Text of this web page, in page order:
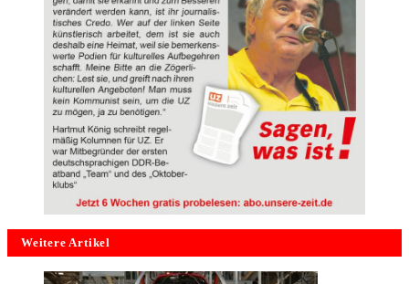
Weitere Artikel